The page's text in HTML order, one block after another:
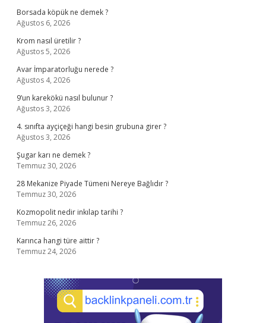
Borsada köpük ne demek ?
Ağustos 6, 2026
Krom nasıl üretilir ?
Ağustos 5, 2026
Avar İmparatorluğu nerede ?
Ağustos 4, 2026
9’un karekökü nasıl bulunur ?
Ağustos 3, 2026
4. sınıfta ayçiçeği hangi besin grubuna girer ?
Ağustos 3, 2026
Şugar karı ne demek ?
Temmuz 30, 2026
28 Mekanize Piyade Tümeni Nereye Bağlıdır ?
Temmuz 30, 2026
Kozmopolit nedir inkılap tarihi ?
Temmuz 26, 2026
Karınca hangi türe aittir ?
Temmuz 24, 2026